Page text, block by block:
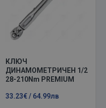
КЛЮЧ
ДИНАМОМЕТРИЧЕН 1/2
28-210Nm PREMIUM
33.23€ / 64.99лв